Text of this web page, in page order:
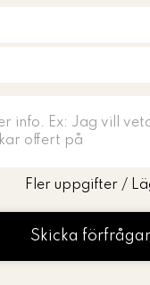
Fler uppgifter /
Skicka